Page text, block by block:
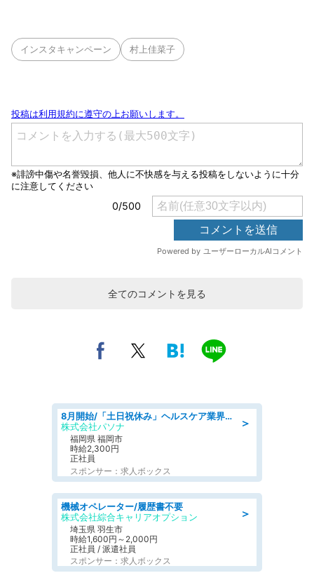
インスタキャンペーン 村上佳菜子
全てのコメントを見る
＞
8月開始/「土日祝休み」ヘルスケア業界の産業保健師/高時給/未経験OK/要資格:保健師、正看護師
株式会社パソナ
福岡県 福岡市
時給2,300円
正社員
スポンサー：求人ボックス
＞
機械オペレーター/履歴書不要
株式会社綜合キャリアオプション
埼玉県 羽生市
時給1,600円～2,000円
正社員 / 派遣社員
スポンサー：求人ボックス